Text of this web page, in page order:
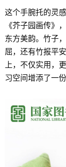
这个手腕托的灵
《芥子园画传》
东方美韵。竹子
屈，还有竹报平
上，不仅实用，
习空间增添了一